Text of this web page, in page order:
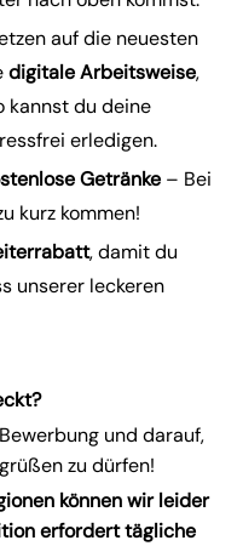
auf die neuesten
digitaleArbeitsweise,
kannst du deine
erledigen.
Getränke – Bei
kurz kommen!
, damit du
unserer leckeren
und darauf,
zu dürfen!
können wir leider
erfordert tägliche